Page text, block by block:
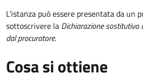
L'istanza può essere presentata da un
sottoscrivere la Dichiarazione
dal procuratore.
Cosa si ottiene